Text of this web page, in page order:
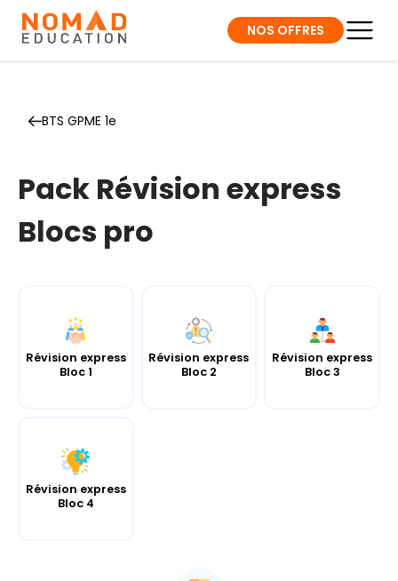
NOS OFFRES
BTS GPME 1e
Pack Révision express
Blocs pro
Révision express
Bloc 1
Révision express
Bloc 2
Révision express
Bloc 3
Révision express
Bloc 4